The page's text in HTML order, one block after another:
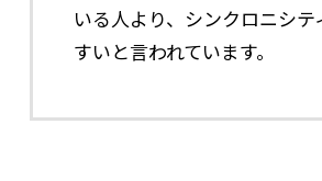
いる人より、シンクロニシ
すいと言われています。